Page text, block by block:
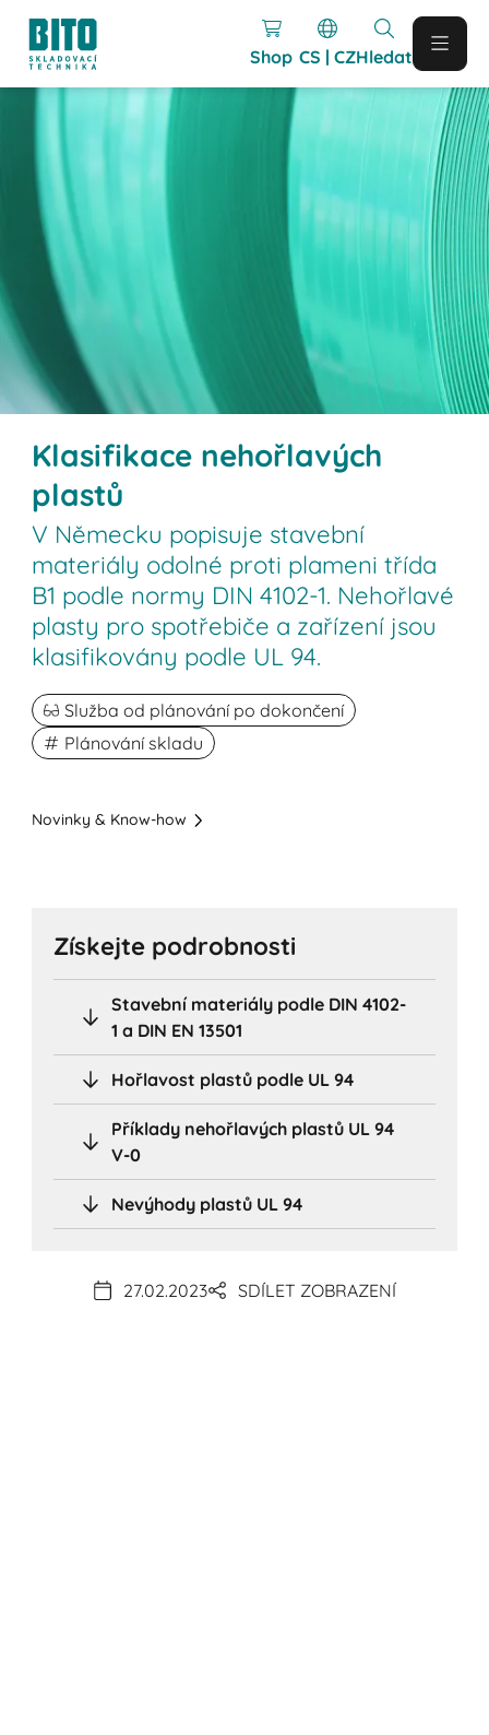
Shop CS | CZHledat
Klasifikace nehořlavých
plastů
V Německu popisuje stavební
materiály odolné proti plameni třída
B1 podle normy DIN 4102-1. Nehořlavé
plasty pro spotřebiče a zařízení jsou
klasifikovány podle UL 94.
Služba od plánování po dokončení
Plánování skladu
Novinky & Know-how
Získejte podrobnosti
Stavební materiály podle DIN 4102-
1 a DIN EN 13501
Hořlavost plastů podle UL 94
Příklady nehořlavých plastů UL 94
V-0
Nevýhody plastů UL 94
27.02.2023 SDÍLET ZOBRAZENÍ